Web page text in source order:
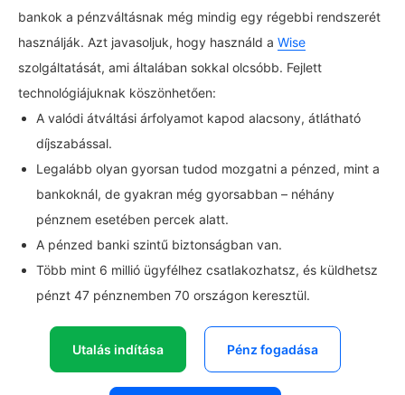
bankok a pénzváltásnak még mindig egy régebbi rendszerét
használják. Azt javasoljuk, hogy használd a Wise
szolgáltatását, ami általában sokkal olcsóbb. Fejlett
technológiájuknak köszönhetően:
A valódi átváltási árfolyamot kapod alacsony, átlátható
díjszabással.
Legalább olyan gyorsan tudod mozgatni a pénzed, mint a
bankoknál, de gyakran még gyorsabban – néhány
pénznem esetében percek alatt.
A pénzed banki szintű biztonságban van.
Több mint 6 millió ügyfélhez csatlakozhatsz, és küldhetsz
pénzt 47 pénznemben 70 országon keresztül.
Utalás indítása Pénz fogadása